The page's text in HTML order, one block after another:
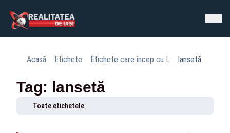
Acasă Etichete Etichete care încep cu L lansetă
Tag: lansetă
Toate etichetele